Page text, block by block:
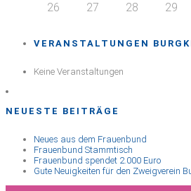
26 27 28 29
VERANSTALTUNGEN
Keine Veranstaltungen
NEUESTE BEITRÄGE
Neues aus dem Frauenbund
Frauenbund Stammtisch
Frauenbund spendet 2.000 Euro
Gute Neuigkeiten für den Zweigverein